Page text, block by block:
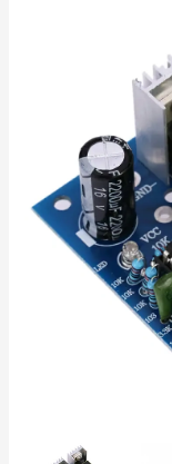
Convertidor
Onda
Cuadrada
para
Proyectos